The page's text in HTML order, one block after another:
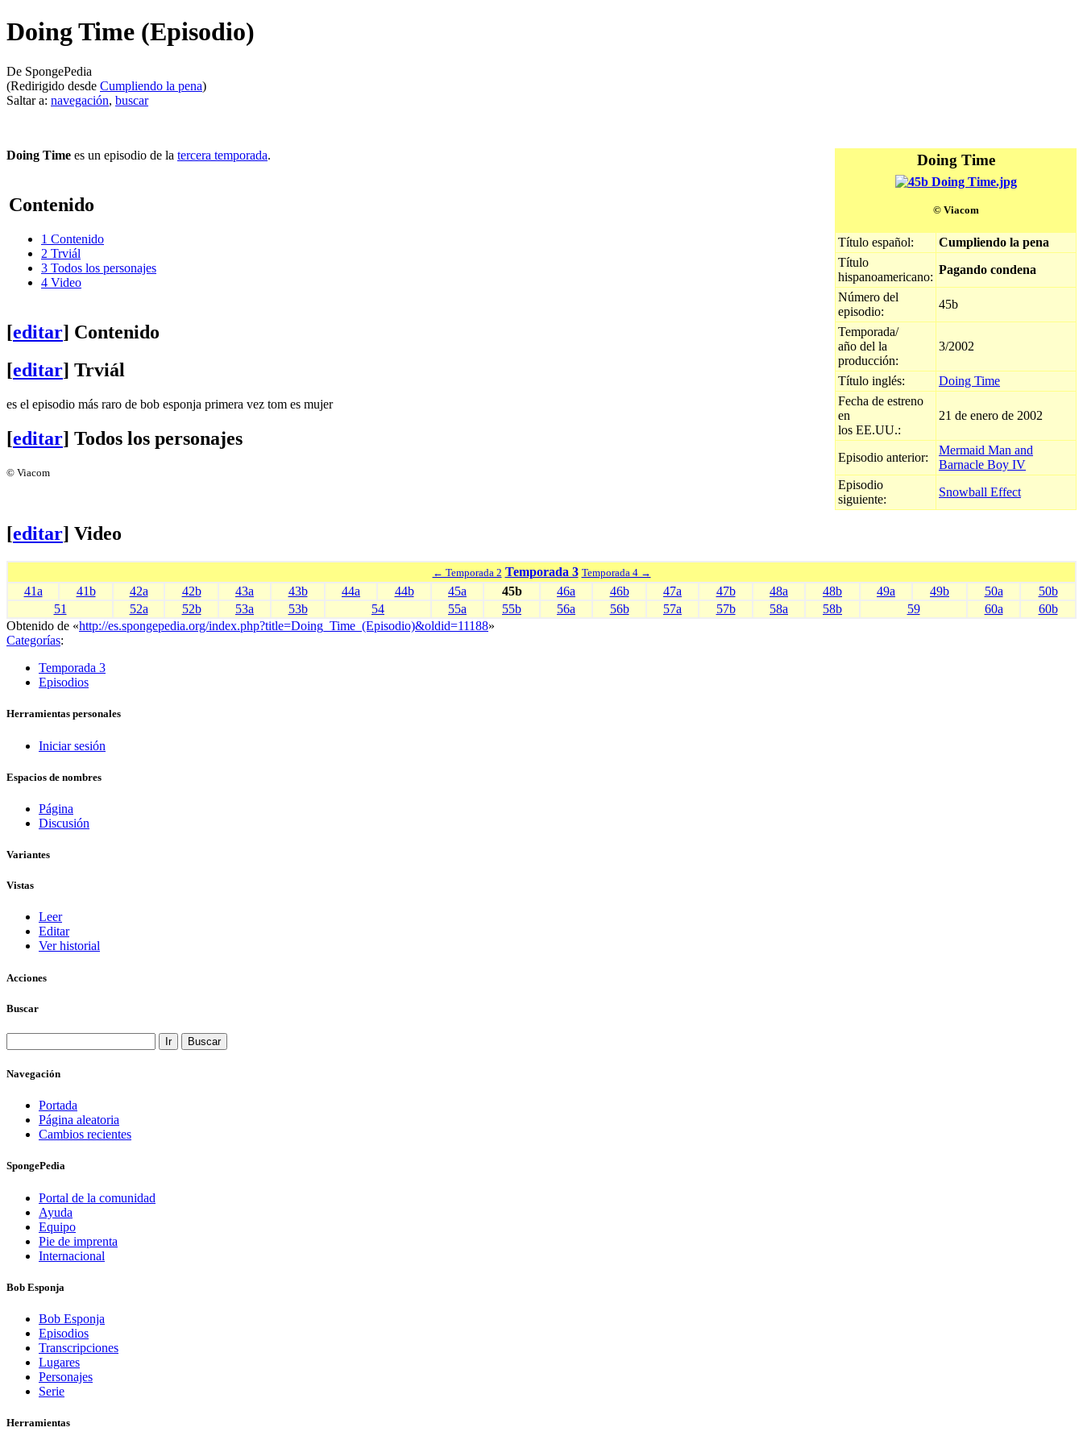
Doing Time (Episodio)
De SpongePedia
(Redirigido desde Cumpliendo la pena)
Saltar a: navegación, buscar
Doing Time
© Viacom
Título español:
Cumpliendo la pena
Título
hispanoamericano:
Pagando condena
Número del
episodio:
45b
Temporada/
año del la
producción:
3/2002
Título inglés:
Doing Time
Fecha de estreno
en
los EE.UU.:
21 de enero de 2002
Episodio anterior:
Mermaid Man and
Barnacle Boy IV
Episodio
siguiente:
Snowball Effect
Doing Time es un episodio de la tercera temporada.
Contenido
1 Contenido
2 Trviál
3 Todos los personajes
4 Video
[editar] Contenido
[editar] Trviál
es el episodio más raro de bob esponja primera vez tom es mujer
[editar] Todos los personajes
© Viacom
[editar] Video
← Temporada 2 Temporada 3 Temporada 4 →
41a 41b 42a 42b 43a 43b 44a 44b 45a 45b 46a 46b 47a 47b 48a 48b 49a 49b 50a
50b
51
52a 52b 53a 53b 54 55a 55b 56a 56b 57a 57b 58a 58b 59 60a
60b
Obtenido de «http://es.spongepedia.org/index.php?title=Doing_Time_(Episodio)&oldid=11188»
Categorías:
Temporada 3
Episodios
Herramientas personales
Iniciar sesión
Espacios de nombres
Página
Discusión
Variantes
Vistas
Leer
Editar
Ver historial
Acciones
Buscar
Navegación
Portada
Página aleatoria
Cambios recientes
SpongePedia
Portal de la comunidad
Ayuda
Equipo
Pie de imprenta
Internacional
Bob Esponja
Bob Esponja
Episodios
Transcripciones
Lugares
Personajes
Serie
Herramientas